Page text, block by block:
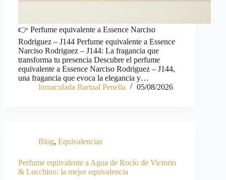
👉 Perfume equivalente a Essence Narciso
Rodriguez – J144 Perfume equivalente a Essence
Narciso Rodriguez – J144: La fragancia que
transforma tu presencia Descubre el perfume
equivalente a Essence Narciso Rodriguez – J144,
una fragancia que evoca la elegancia y…
Inmaculada Bartual Penella
05/08/2026
Blog, Equivalencias
Perfume equivalente a Agua de Rocío de Victorio
& Lucchino: la mejor equivalencia